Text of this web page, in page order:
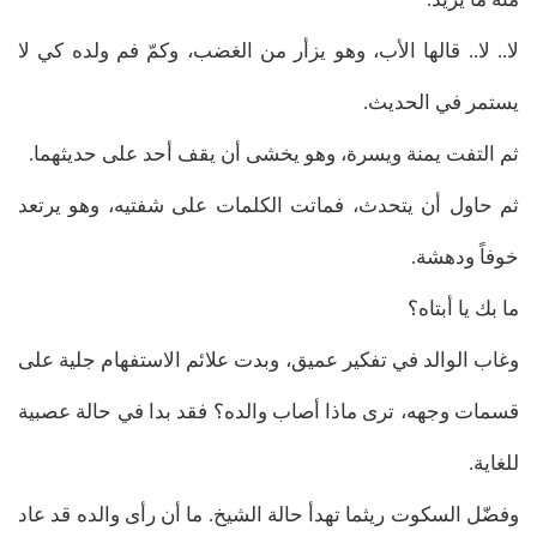
لا.. لا.. قالها الأب، وهو يزأر من الغضب، وكمّ فم ولده كي لا
يستمر في الحديث.
ثم التفت يمنة ويسرة، وهو يخشى أن يقف أحد على حديثهما.
ثم حاول أن يتحدث، فماتت الكلمات على شفتيه، وهو يرتعد
خوفاً ودهشة.
ما بك يا أبتاه؟
وغاب الوالد في تفكير عميق، وبدت علائم الاستفهام جلية على
قسمات وجهه، ترى ماذا أصاب والده؟ فقد بدا في حالة عصبية
للغاية.
وفضّل السكوت ريثما تهدأ حالة الشيخ. ما أن رأى والده قد عاد